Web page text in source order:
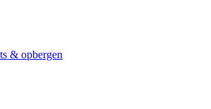
& opbergen